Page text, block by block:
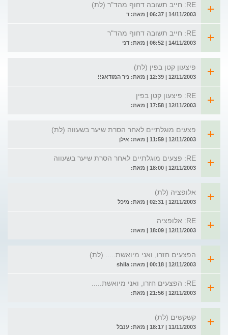
RE: חייב תשובה דחוף מהד"ר (לת)
14/11/2003 | 06:37 | מאת: ד
RE: חייב תשובה דחוף מהד"ר
14/11/2003 | 06:52 | מאת: דני
פיצעון קטן בפין (לת)
12/11/2003 | 12:39 | מאת: ניר המודאג!!
RE: פיצעון קטן בפין
12/11/2003 | 17:58 | מאת:
פצעים מוגלתיים לאחר הסרת שיער בשעווה (לת)
12/11/2003 | 11:59 | מאת: אילן
RE: פצעים מוגלתיים לאחר הסרת שיער בשעווה
12/11/2003 | 18:00 | מאת:
אלופציה (לת)
12/11/2003 | 02:31 | מאת: מיכל
RE: אלופציה
12/11/2003 | 18:09 | מאת:
הפצעים חזרו, ואני מיואשת..... (לת)
12/11/2003 | 00:18 | מאת: shila
RE: הפצעים חזרו, ואני מיואשת.....
12/11/2003 | 21:56 | מאת:
קשקשים (לת)
11/11/2003 | 18:17 | מאת: ענבל